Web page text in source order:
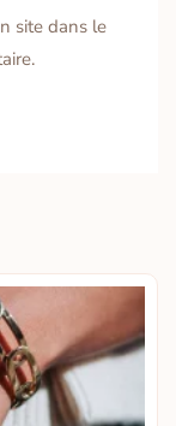
site dans le